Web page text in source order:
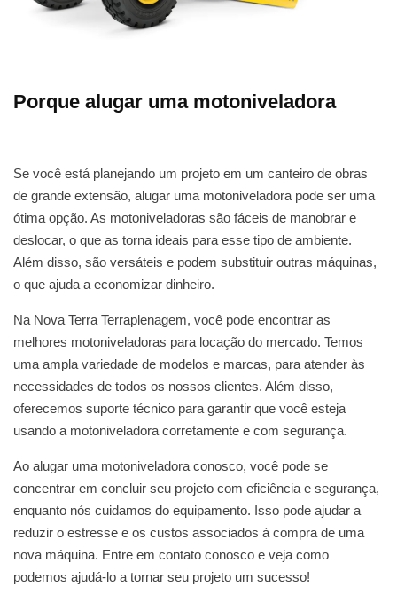
Porque alugar uma motoniveladora
Se você está planejando um projeto em um canteiro de obras
de grande extensão, alugar uma motoniveladora pode ser uma
ótima opção. As motoniveladoras são fáceis de manobrar e
deslocar, o que as torna ideais para esse tipo de ambiente.
Além disso, são versáteis e podem substituir outras máquinas,
o que ajuda a economizar dinheiro.
Na Nova Terra Terraplenagem, você pode encontrar as
melhores motoniveladoras para locação do mercado. Temos
uma ampla variedade de modelos e marcas, para atender às
necessidades de todos os nossos clientes. Além disso,
oferecemos suporte técnico para garantir que você esteja
usando a motoniveladora corretamente e com segurança.
Ao alugar uma motoniveladora conosco, você pode se
concentrar em concluir seu projeto com eficiência e segurança,
enquanto nós cuidamos do equipamento. Isso pode ajudar a
reduzir o estresse e os custos associados à compra de uma
nova máquina. Entre em contato conosco e veja como
podemos ajudá-lo a tornar seu projeto um sucesso!